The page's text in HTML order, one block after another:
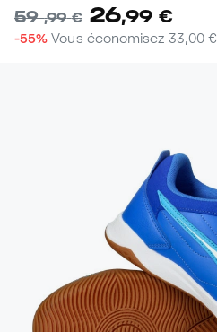
59,99 € 26,99 €
-55% Vous économisez 33,00 €